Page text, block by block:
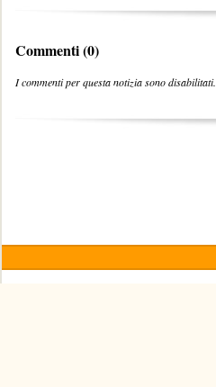
Commenti (0)
I commenti per questa notizia sono disabilitati.